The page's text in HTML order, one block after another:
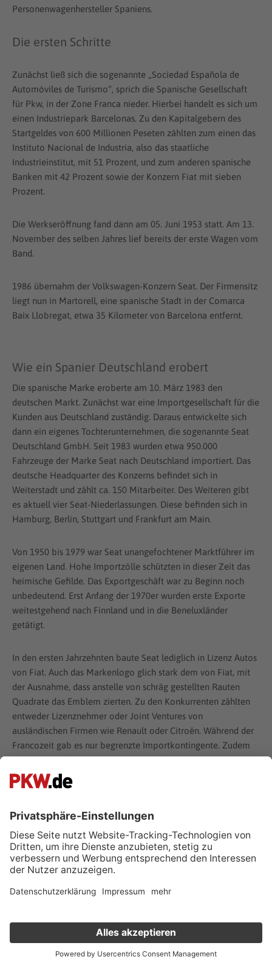
Personenwagenhersteller Spaniens.
Die ersten Schritte
Zunächst ließ sich die sogenannte „Sociedad Española de
Automóviles de Turismo“, sprich die Spanische Gesellschaft
für Pkw, in der Zone Franca nieder. Hierbei handelt es sich um
einen Industriepark Barcelonas. Zu den Kapitalgebern des
Startgeldes von 600 Millionen Peseten zählten zum einen das
Instituto Nacional de Industria, also das staatliche
Industrieinstitut, mit 51 Prozent, und zum anderen spanische
Banken mit 42 Prozent sowie der Konzern Fiat mit sieben
Prozent.
Die Werkseröffnung fand dann am 05. Juni 1953 statt. Am 13.
November des selben Jahres lief bereits der erste Wagen vom
Band.
1986 übernahm der Volkswagen-Konzern Seat. Der Firmensitz
liegt nun in Martorell, eine spanische Stadt in der Comarca
Baix Llobregat, etwa 35 Kilometer von Barcelona entfernt.
Wie ein Spanier Deutschland erobert
Die spanische Marke eroberte am 10. März 1983 den
deutschen Markt. Zunächst war eine Importgesellschaft für die
Kunden aus Deutschland zuständig. Daraus entwickelte sich
dann ein eigenes Tochterunternehmen, die sogenannte Seat
Deutschland GmbH. Seit 1983 wurden etwa 950.000
Fahrzeuge der Marke Seat nach Deutschland importiert. Das
deutsche Headquarter des Konzerns befindet sich in
Weiterstadt und zählt ca. 150 Mitarbeiter. Des Weiteren gibt
es aktuell vier Seat-Niederlassungen. Diese befinden sich in
Hamburg, Berlin, Stuttgart und Frankfurt am Main.
Von 1950 bis 1979 war Seat unangefochtener Marktführer im
eigenen Land. Hohe Importzölle schützten in dieser Zeit das
heimische Gefilde. Das Exportgeschäft war zu Beginn noch
unbedeutend. Erst Anfang der 1970er wurden erste Exporte
weitestgehend nach Finnland und in die Beneluxländer
getätigt.
In den ersten Jahrzehnten baute Seat lediglich in Lizenz Autos
von Fiat. Auch das Markenlogo glich stark dem von Fiat, mit
der Ausnahme, dass anstelle von schräg gestellten Rauten
Quadrate das Emblem zierten. Zu den Konkurrenten zählten
entweder Lizenznehmer oder Joint Ventures von
ausländischen Firmen wie Renault oder Citroën. Während der
Francozeit gab es nur begrenzte Importkontingente. Zudem
waren die Zölle auf ausländische Nutzfahrzeuge enorm hoch,
sodass ein Import ausländischer Wagen nahezu unmöglich
war. Während dieser Epoche war vor allem das Modell Seat
„Seiscientos“ genannt. Auch sämtliche Taxis waren in jener
Zeit fast ausschließlich Seat 1500, die der Volksmund als
„Milquinientos“ bezeichnete.
Die blaue Periode des Seat-Konzerns
eingeführt. Von nun an war das Logo des spanischen Konzerns
blau. Zu dieser Zeit kam es zum Zerwürfnis mit dem Fiat-
Verkauf deinen Gebrauchten online